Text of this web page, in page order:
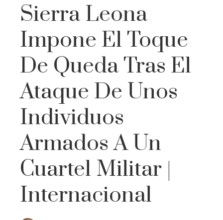
Sierra Leona
Impone El Toque
De Queda Tras El
Ataque De Unos
Individuos
Armados A Un
Cuartel Militar |
Internacional